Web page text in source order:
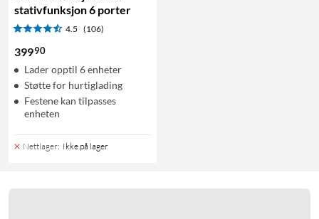
stativfunksjon 6 porter
4.5 (106)
39990
Lader opptil 6 enheter
Støtte for hurtiglading
Festene kan tilpasses
enheten
Nettlager: Ikke på lager